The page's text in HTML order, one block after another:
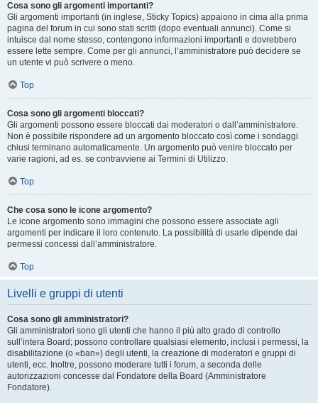
Cosa sono gli argomenti importanti?
Gli argomenti importanti (in inglese, Sticky Topics) appaiono in cima alla prima
pagina del forum in cui sono stati scritti (dopo eventuali annunci). Come si
intuisce dal nome stesso, contengono informazioni importanti e dovrebbero
essere lette sempre. Come per gli annunci, l’amministratore può decidere se
un utente vi può scrivere o meno.
Top
Cosa sono gli argomenti bloccati?
Gli argomenti possono essere bloccati dai moderatori o dall’amministratore.
Non è possibile rispondere ad un argomento bloccato così come i sondaggi
chiusi terminano automaticamente. Un argomento può venire bloccato per
varie ragioni, ad es. se contravviene ai Termini di Utilizzo.
Top
Che cosa sono le icone argomento?
Le icone argomento sono immagini che possono essere associate agli
argomenti per indicare il loro contenuto. La possibilità di usarle dipende dai
permessi concessi dall’amministratore.
Top
Livelli e gruppi di utenti
Cosa sono gli amministratori?
Gli amministratori sono gli utenti che hanno il più alto grado di controllo
sull’intera Board; possono controllare qualsiasi elemento, inclusi i permessi, la
disabilitazione (o «ban») degli utenti, la creazione di moderatori e gruppi di
utenti, ecc. Inoltre, possono moderare tutti i forum, a seconda delle
autorizzazioni concesse dal Fondatore della Board (Amministratore
Fondatore).